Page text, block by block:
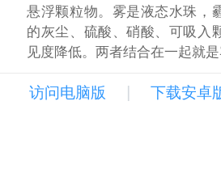
悬浮颗粒物。雾是液态水珠，
的灰尘、硫酸、硝酸、可吸入
见度降低。两者结合在一起就是
访问电脑版 | 下载安卓